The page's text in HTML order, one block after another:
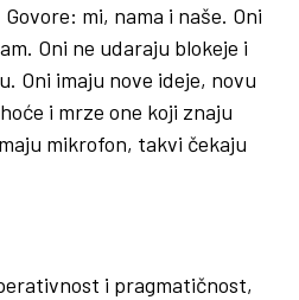
mi, nama i naše. Oni
Oni ne udaraju blokeje i
Oni imaju nove ideje, novu
i mrze one koji znaju
mikrofon, takvi čekaju
i pragmatičnost,